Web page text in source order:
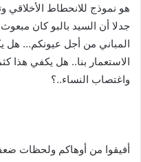
هو نموذج للانحطاط الأخلاقي
جدلا أن السيد بالبو كان مبعوث
المباني من أجل عيونكم… هل
الاستعمار بنا.. هل يكفي هذا
واغتصاب النساء..؟
أفيقوا من أوهاكم ولحظات